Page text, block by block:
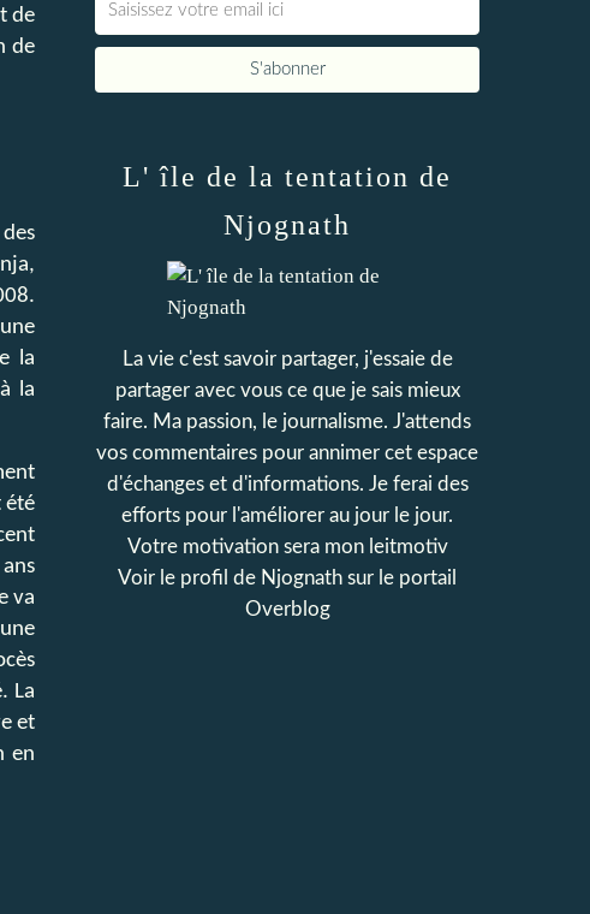
de
de
la
la
été
va
La
et
en
L' île de la tentation de
Njognath
La vie c'est savoir partager, j'essaie de
partager avec vous ce que je sais mieux
faire. Ma passion, le journalisme. J'attends
vos commentaires pour annimer cet espace
d'échanges et d'informations. Je ferai des
efforts pour l'améliorer au jour le jour.
Votre motivation sera mon leitmotiv
Voir le profil de Njognath sur le portail
Overblog